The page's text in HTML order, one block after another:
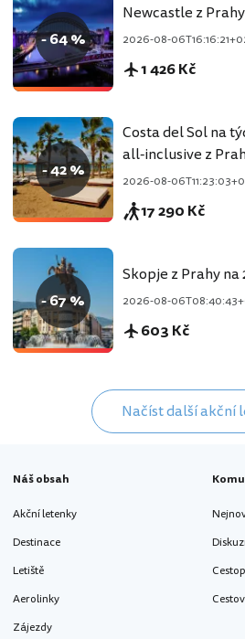
- 64 %
Newcastle z
2026-08-
1 426 Kč
- 42 %
Costa del Sol na
all-inclusive z
2026-08-
17 290 Kč
- 67 %
Skopje z Prahy na
2026-08-
603 Kč
Načíst další akční
Náš obsah
Akční letenky
Destinace
Letiště
Aerolinky
Zájezdy